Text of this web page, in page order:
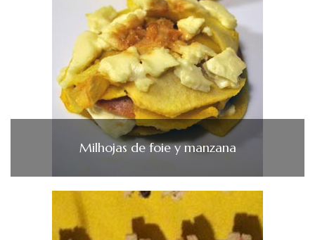
Milhojas de foie y manzana